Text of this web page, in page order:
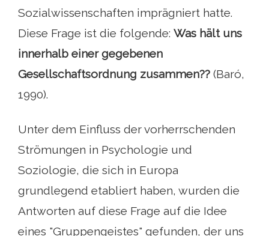
Sozialwissenschaften imprägniert hatte.
Diese Frage ist die folgende: Was hält uns
innerhalb einer gegebenen
Gesellschaftsordnung zusammen?? (Baró,
1990).
Unter dem Einfluss der vorherrschenden
Strömungen in Psychologie und
Soziologie, die sich in Europa
grundlegend etabliert haben, wurden die
Antworten auf diese Frage auf die Idee
eines "Gruppengeistes" gefunden, der uns